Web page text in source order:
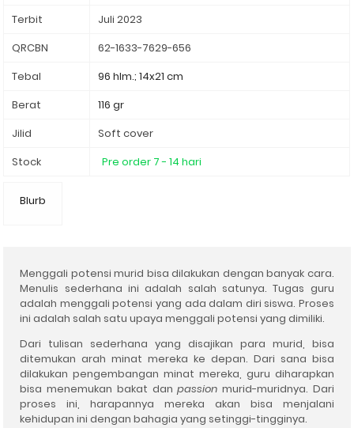
Terbit
Juli 2023
QRCBN
62-1633-7629-656
Tebal
96 hlm.; 14x21 cm
Berat
116 gr
Jilid
Soft cover
Stock
Pre order 7 - 14 hari
Blurb
Menggali potensi murid bisa dilakukan dengan banyak cara.
Menulis sederhana ini adalah salah satunya. Tugas guru
adalah menggali potensi yang ada dalam diri siswa. Proses
ini adalah salah satu upaya menggali potensi yang dimiliki.
Dari tulisan sederhana yang disajikan para murid, bisa
ditemukan arah minat mereka ke depan. Dari sana bisa
dilakukan pengembangan minat mereka, guru diharapkan
bisa menemukan bakat danpassion murid-muridnya. Dari
proses ini, harapannya mereka akan bisa menjalani
kehidupan ini dengan bahagia yang setinggi-tingginya.